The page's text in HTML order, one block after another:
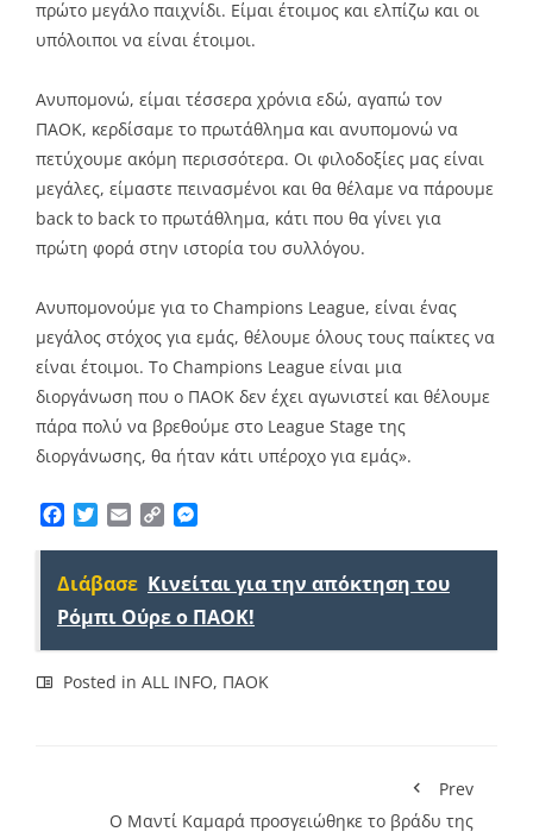
πρώτο μεγάλο παιχνίδι. Είμαι έτοιμος και ελπίζω και οι
υπόλοιποι να είναι έτοιμοι.
Ανυπομονώ, είμαι τέσσερα χρόνια εδώ, αγαπώ τον
ΠΑΟΚ, κερδίσαμε το πρωτάθλημα και ανυπομονώ να
πετύχουμε ακόμη περισσότερα. Οι φιλοδοξίες μας είναι
μεγάλες, είμαστε πεινασμένοι και θα θέλαμε να πάρουμε
back to back το πρωτάθλημα, κάτι που θα γίνει για
πρώτη φορά στην ιστορία του συλλόγου.
Ανυπομονούμε για το Champions League, είναι ένας
μεγάλος στόχος για εμάς, θέλουμε όλους τους παίκτες να
είναι έτοιμοι. Το Champions League είναι μια
διοργάνωση που ο ΠΑΟΚ δεν έχει αγωνιστεί και θέλουμε
πάρα πολύ να βρεθούμε στο League Stage της
διοργάνωσης, θα ήταν κάτι υπέροχο για εμάς».
Facebook
TwitterEmailCopy
Διάβασε Κινείται για την απόκτηση του
Ρόμπι Ούρε ο ΠΑΟΚ!
Posted in ALL INFO, ΠΑΟΚ
Prev
Ο Μαντί Καμαρά προσγειώθηκε το βράδυ της